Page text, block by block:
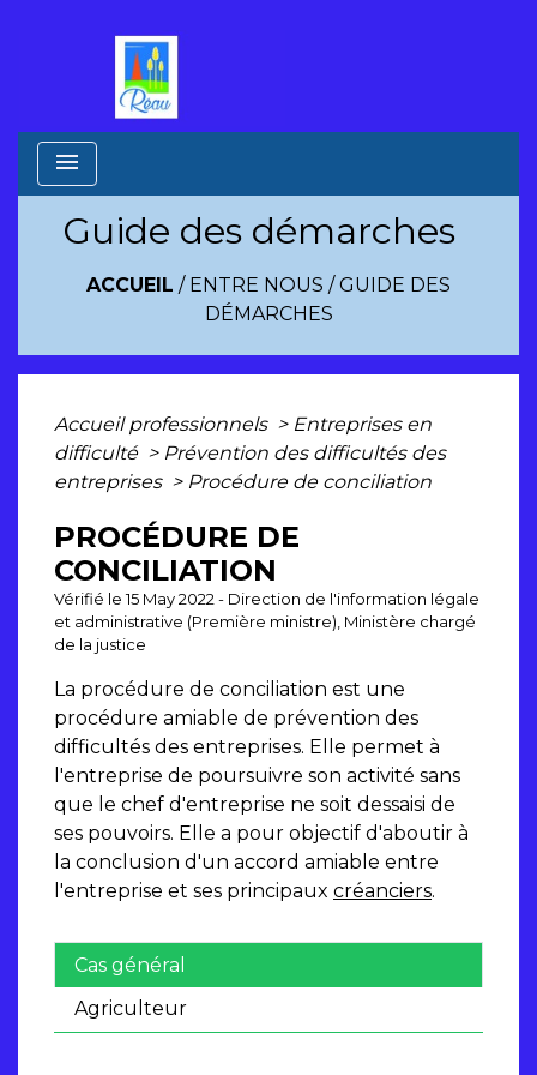
menu
Guide des démarches
ACCUEIL / ENTRE NOUS /GUIDE DES
DÉMARCHES
Accueil professionnels > Entreprises en
difficulté > Prévention des difficultés des
entreprises > Procédure de conciliation
PROCÉDURE DE
CONCILIATION
Vérifié le 15 May 2022 - Direction de l'information légale
et administrative (Première ministre), Ministère chargé
de la justice
La procédure de conciliation est une
procédure amiable de prévention des
difficultés des entreprises. Elle permet à
l'entreprise de poursuivre son activité sans
que le chef d'entreprise ne soit dessaisi de
ses pouvoirs. Elle a pour objectif d'aboutir à
la conclusion d'un accord amiable entre
l'entreprise et ses principaux créanciers.
Cas général
Agriculteur